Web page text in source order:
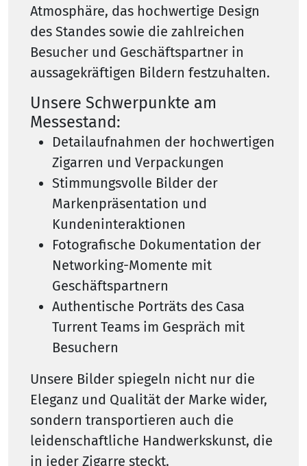
Atmosphäre, das hochwertige Design
des Standes sowie die zahlreichen
Besucher und Geschäftspartner in
aussagekräftigen Bildern festzuhalten.
Unsere Schwerpunkte am
Messestand:
Detailaufnahmen der hochwertigen
Zigarren und Verpackungen
Stimmungsvolle Bilder der
Markenpräsentation und
Kundeninteraktionen
Fotografische Dokumentation der
Networking-Momente mit
Geschäftspartnern
Authentische Porträts des Casa
Turrent Teams im Gespräch mit
Besuchern
Unsere Bilder spiegeln nicht nur die
Eleganz und Qualität der Marke wider,
sondern transportieren auch die
leidenschaftliche Handwerkskunst, die
in jeder Zigarre steckt.